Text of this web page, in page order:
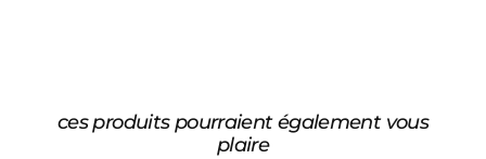
ces produits pourraient également vous
plaire